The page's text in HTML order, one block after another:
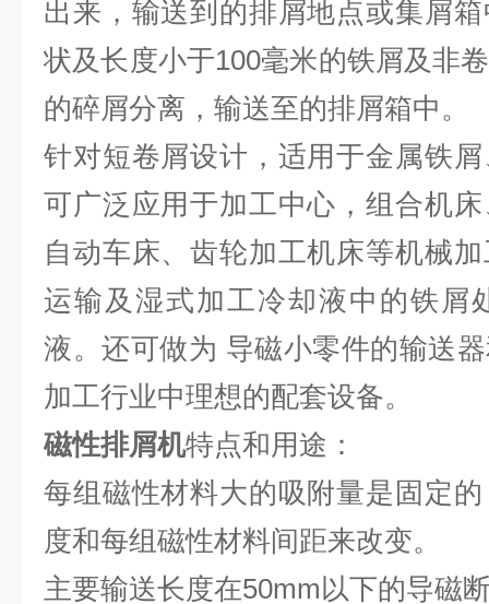
出来，输送到的排屑地点或集屑
状及长度小于100毫米的铁屑及非
的碎屑分离，输送至的排屑箱中。
针对短卷屑设计，适用于金属铁
可广泛应用于加工中心，组合机
自动车床、齿轮加工机床等机械
运输及湿式加工冷却液中的铁屑
液。还可做为 导磁小零件的输送
加工行业中理想的配套设备。
磁性排屑机特点和用途：
每组磁性材料大的吸附量是固定
度和每组磁性材料间距来改变。
主要输送长度在50mm以下的导磁